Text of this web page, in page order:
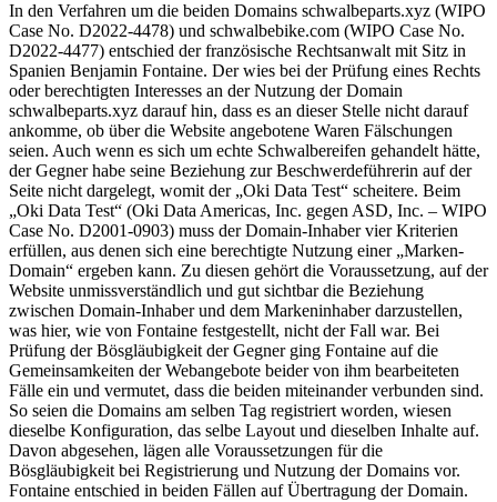
In den Verfahren um die beiden Domains schwalbeparts.xyz (WIPO
Case No. D2022-4478) und schwalbebike.com (WIPO Case No.
D2022-4477) entschied der französische Rechtsanwalt mit Sitz in
Spanien Benjamin Fontaine. Der wies bei der Prüfung eines Rechts
oder berechtigten Interesses an der Nutzung der Domain
schwalbeparts.xyz darauf hin, dass es an dieser Stelle nicht darauf
ankomme, ob über die Website angebotene Waren Fälschungen
seien. Auch wenn es sich um echte Schwalbereifen gehandelt hätte,
der Gegner habe seine Beziehung zur Beschwerdeführerin auf der
Seite nicht dargelegt, womit der „Oki Data Test“ scheitere. Beim
„Oki Data Test“ (Oki Data Americas, Inc. gegen ASD, Inc. – WIPO
Case No. D2001-0903) muss der Domain-Inhaber vier Kriterien
erfüllen, aus denen sich eine berechtigte Nutzung einer „Marken-
Domain“ ergeben kann. Zu diesen gehört die Voraussetzung, auf der
Website unmissverständlich und gut sichtbar die Beziehung
zwischen Domain-Inhaber und dem Markeninhaber darzustellen,
was hier, wie von Fontaine festgestellt, nicht der Fall war. Bei
Prüfung der Bösgläubigkeit der Gegner ging Fontaine auf die
Gemeinsamkeiten der Webangebote beider von ihm bearbeiteten
Fälle ein und vermutet, dass die beiden miteinander verbunden sind.
So seien die Domains am selben Tag registriert worden, wiesen
dieselbe Konfiguration, das selbe Layout und dieselben Inhalte auf.
Davon abgesehen, lägen alle Voraussetzungen für die
Bösgläubigkeit bei Registrierung und Nutzung der Domains vor.
Fontaine entschied in beiden Fällen auf Übertragung der Domain.